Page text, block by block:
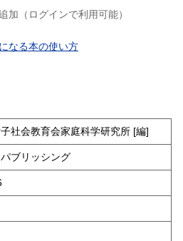
加（ログインで利用可能）
なる本の使い方
社会教育会家庭科学研究所 [編]
ブリッシング